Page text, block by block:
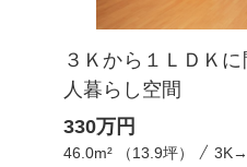
３Ｋから１ＬＤＫ
人暮らし空間
330万円
46.0m² （13.9坪）